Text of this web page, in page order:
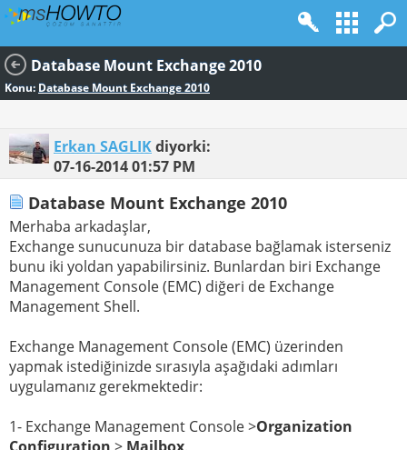
Database Mount Exchange 2010
Konu: Database Mount Exchange 2010
Erkan SAGLIKdiyorki:
07-16-201401:57 PM
Database Mount Exchange 2010
Merhaba arkadaşlar,
Exchange sunucunuza bir database bağlamak isterseniz
bunu iki yoldan yapabilirsiniz. Bunlardan biri Exchange
Management Console (EMC) diğeri de Exchange
Management Shell.
Exchange Management Console (EMC) üzerinden
yapmak istediğinizde sırasıyla aşağıdaki adımları
uygulamanız gerekmektedir:
1- Exchange Management Console >Organization